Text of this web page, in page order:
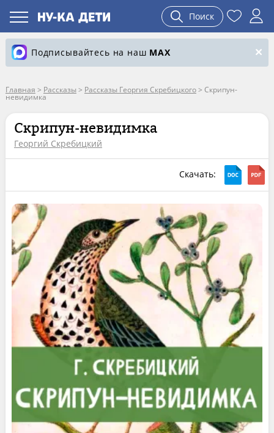
Поиск
Подписывайтесь на наш MAX
Главная > Рассказы > Рассказы Георгия Скребицкого> Скрипун-
невидимка
Скрипун-невидимка
Георгий Скребицкий
Скачать: